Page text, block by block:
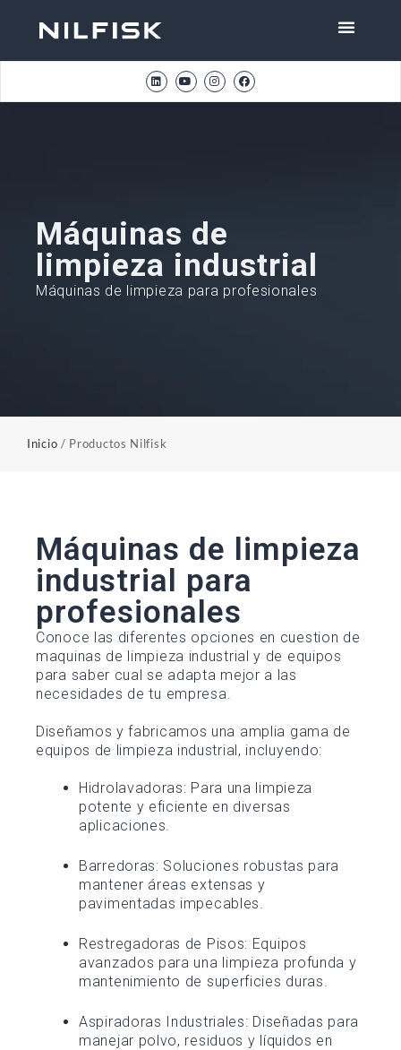
Máquinas de
limpieza industrial
Máquinas de limpieza para profesionales
Inicio / Productos Nilfisk
Máquinas de limpieza
industrial para
profesionales
Conoce las diferentes opciones en cuestion de
maquinas de limpieza industrial y de equipos
para saber cual se adapta mejor a las
necesidades de tu empresa.
Diseñamos y fabricamos una amplia gama de
equipos de limpieza industrial, incluyendo:
Hidrolavadoras: Para una limpieza
potente y eficiente en diversas
aplicaciones.
Barredoras: Soluciones robustas para
mantener áreas extensas y
pavimentadas impecables.
Restregadoras de Pisos: Equipos
avanzados para una limpieza profunda y
mantenimiento de superficies duras.
Aspiradoras Industriales: Diseñadas para
manejar polvo, residuos y líquidos en